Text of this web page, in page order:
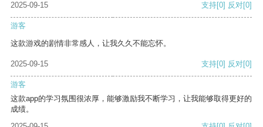
2025-09-15
支持[0] 反对[0]
游客
这款游戏的剧情非常感人，让我久久不能忘怀。
2025-09-15 支持[0] 反对[0]
游客
这款app的学习氛围很浓厚，能够激励我不断学习，让我能够取得更好的
成绩。